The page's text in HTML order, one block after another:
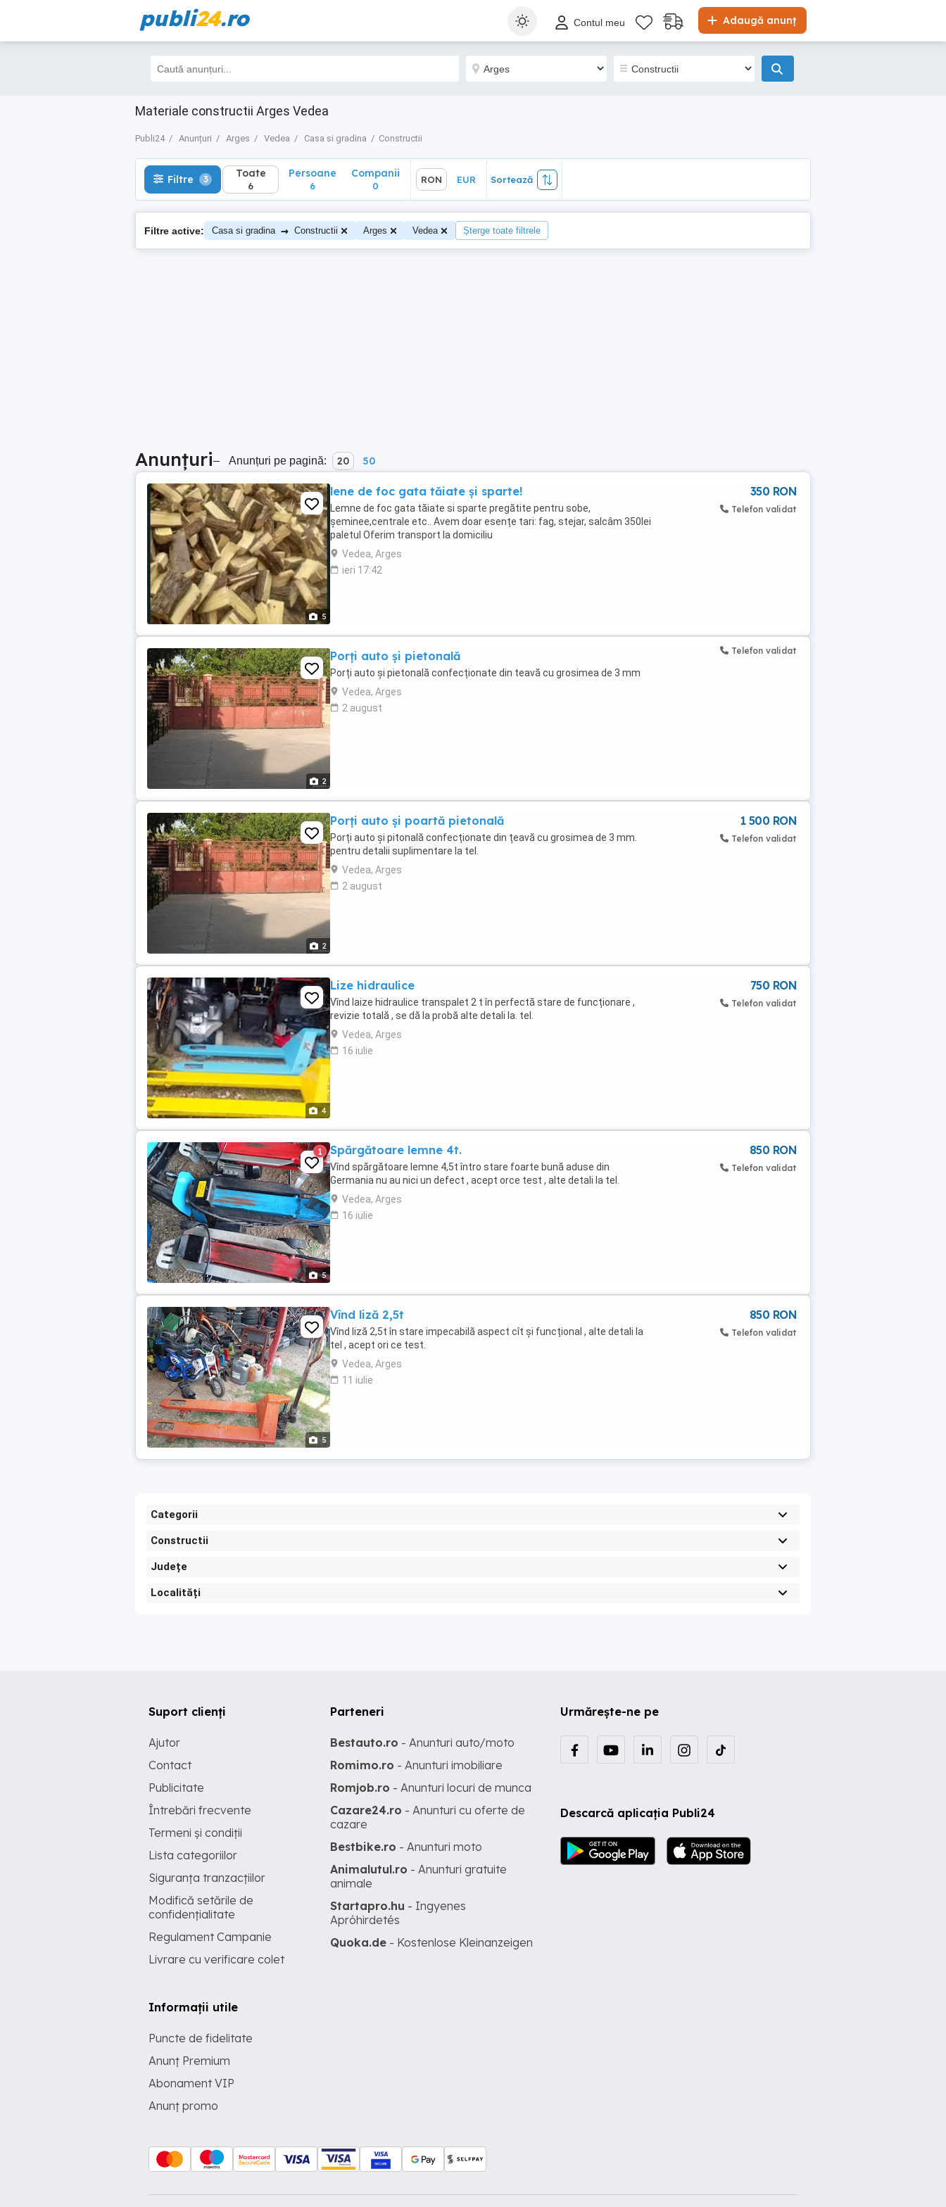
publi24.ro Adaugă anunț
Contul meu
Materiale constructii Arges Vedea
Publi24 Anunțuri Arges Vedea Casa si gradina Constructii
Filtre 3 Toate
6
Sortează
Filtre 3 Toate
6
Persoane
6
Companii
0
RON EUR Sortează
Filtre active: Casa si gradina → Constructii Arges Vedea Șterge toate filtrele
Anunțuri– Anunțuri pe pagină: 20 50
5
lene de foc gata tăiate și sparte!
Lemne de foc gata tăiate si sparte pregătite pentru sobe,
șeminee,centrale etc.. Avem doar esențe tari: fag, stejar, salcâm 350lei
paletul Oferim transport la domiciliu
Vedea, Arges
ieri 17:42
350 RON
Telefon validat
2
Porți auto și pietonală
Porți auto și pietonală confecționate din teavă cu grosimea de 3 mm
Vedea, Arges
2 august
Telefon validat
2
Porți auto și poartă pietonală
Porți auto și pitonală confecționate din țeavă cu grosimea de 3 mm.
pentru detalii suplimentare la tel.
Vedea, Arges
2 august
1 500 RON
Telefon validat
4
Lize hidraulice
Vînd laize hidraulice transpalet 2 t în perfectă stare de funcționare ,
revizie totală , se dă la probă alte detali la. tel.
Vedea, Arges
16 iulie
750 RON
Telefon validat
5
1 Spărgătoare lemne 4t.
Vînd spărgătoare lemne 4,5t întro stare foarte bună aduse din
Germania nu au nici un defect , acept orce test , alte detali la tel.
Vedea, Arges
16 iulie
850 RON
Telefon validat
5
Vînd liză 2,5t
Vînd liză 2,5t în stare impecabilă aspect cît și funcțional , alte detali la
tel , acept ori ce test.
Vedea, Arges
11 iulie
850 RON
Telefon validat
Categorii
Constructii
Județe
Localități
Urmărește-ne pe
Descarcă aplicația Publi24
Suport clienți
Ajutor
Contact
Publicitate
Întrebări frecvente
Termeni și condiții
Lista categoriilor
Siguranța tranzacțiilor
Modifică setările de
confidențialitate
Regulament Campanie
Livrare cu verificare colet
Informații utile
Puncte de fidelitate
Anunț Premium
Abonament VIP
Anunț promo
Parteneri
Bestauto.ro - Anunturi auto/moto
Romimo.ro - Anunturi imobiliare
Romjob.ro - Anunturi locuri de munca
Cazare24.ro - Anunturi cu oferte de
cazare
Bestbike.ro - Anunturi moto
Animalutul.ro - Anunturi gratuite
animale
Startapro.hu - Ingyenes
Apróhirdetés
Quoka.de - Kostenlose Kleinanzeigen